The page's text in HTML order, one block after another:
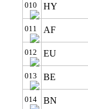
010 HY
011 AF
012 EU
013 BE
014 BN